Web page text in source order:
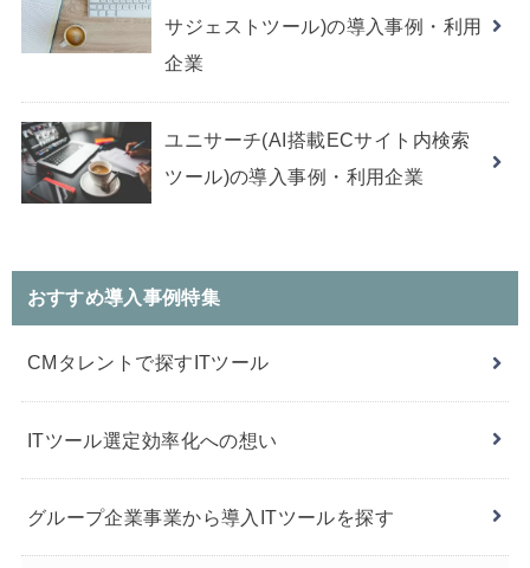
サジェストツール)の導入事例・利用
企業
ユニサーチ(AI搭載ECサイト内検索
ツール)の導入事例・利用企業
おすすめ導入事例特集
CMタレントで探すITツール
ITツール選定効率化への想い
グループ企業事業から導入ITツールを探す